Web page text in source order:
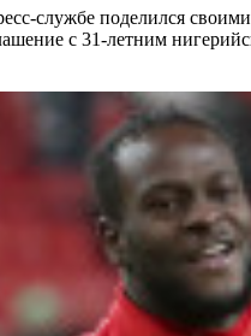
службе поделился
с 31-летним